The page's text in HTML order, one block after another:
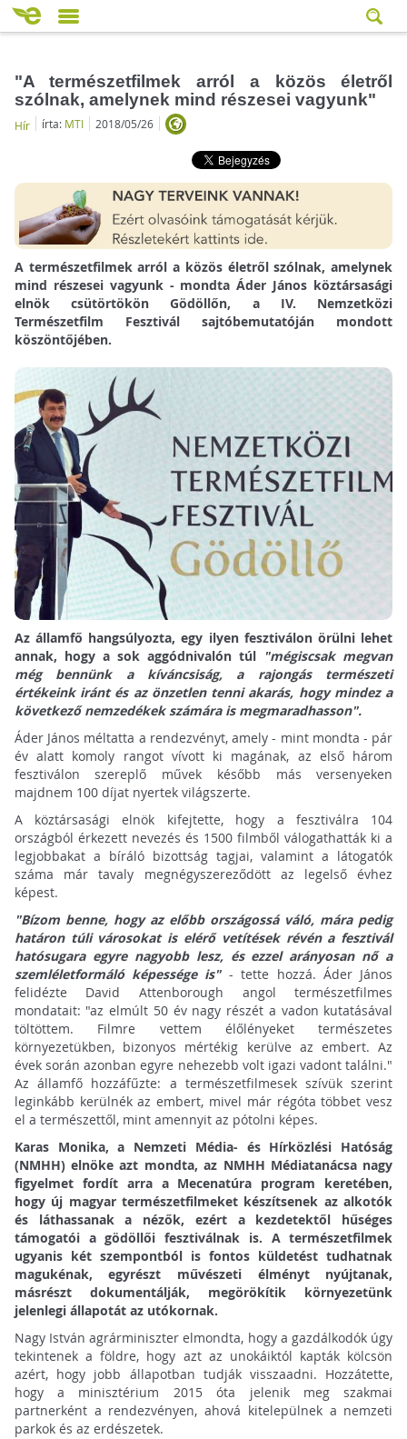
"A természetfilmek arról a közös életről
szólnak, amelynek mind részesei vagyunk"
Hír írta: MTI 2018/05/26
A természetfilmek arról a közös életről szólnak, amelynek
mind részesei vagyunk - mondta Áder János köztársasági
elnök csütörtökön Gödöllőn, a IV. Nemzetközi
Természetfilm Fesztivál sajtóbemutatóján mondott
köszöntőjében.
Az államfő hangsúlyozta, egy ilyen fesztiválon örülni lehet
annak, hogy a sok aggódnivalón túl "mégiscsak megvan
még bennünk a kíváncsiság, a rajongás természeti
értékeink iránt és az önzetlen tenni akarás, hogy mindez a
következő nemzedékek számára is megmaradhasson".
Áder János méltatta a rendezvényt, amely - mint mondta - pár
év alatt komoly rangot vívott ki magának, az első három
fesztiválon szereplő művek később más versenyeken
majdnem 100 díjat nyertek világszerte.
A köztársasági elnök kifejtette, hogy a fesztiválra 104
országból érkezett nevezés és 1500 filmből válogathatták ki a
legjobbakat a bíráló bizottság tagjai, valamint a látogatók
száma már tavaly megnégyszereződött az legelső évhez
képest.
"Bízom benne, hogy az előbb országossá váló, mára pedig
határon túli városokat is elérő vetítések révén a fesztivál
hatósugara egyre nagyobb lesz, és ezzel arányosan nő a
szemléletformáló képessége is"- tette hozzá. Áder János
felidézte David Attenborough angol természetfilmes
mondatait: "az elmúlt 50 év nagy részét a vadon kutatásával
töltöttem. Filmre vettem élőlényeket természetes
környezetükben, bizonyos mértékig kerülve az embert. Az
évek során azonban egyre nehezebb volt igazi vadont találni."
Az államfő hozzáfűzte: a természetfilmesek szívük szerint
leginkább kerülnék az embert, mivel már régóta többet vesz
el a természettől, mint amennyit az pótolni képes.
Karas Monika, a Nemzeti Média- és Hírközlési Hatóság
(NMHH) elnöke azt mondta, az NMHH Médiatanácsa nagy
figyelmet fordít arra a Mecenatúra program keretében,
hogy új magyar természetfilmeket készítsenek az alkotók
és láthassanak a nézők, ezért a kezdetektől hűséges
támogatói a gödöllői fesztiválnak is. A természetfilmek
ugyanis két szempontból is fontos küldetést tudhatnak
magukénak, egyrészt művészeti élményt nyújtanak,
másrészt dokumentálják, megörökítik környezetünk
jelenlegi állapotát az utókornak.
Nagy István agrárminiszter elmondta, hogy a gazdálkodók úgy
tekintenek a földre, hogy azt az unokáiktól kapták kölcsön
azért, hogy jobb állapotban tudják visszaadni. Hozzátette,
hogy a minisztérium 2015 óta jelenik meg szakmai
partnerként a rendezvényen, ahová kitelepülnek a nemzeti
parkok és az erdészetek.